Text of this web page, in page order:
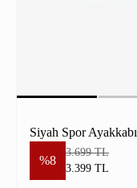
Siyah Spor Ayakkabı
%8
3.699 TL
3.399 TL